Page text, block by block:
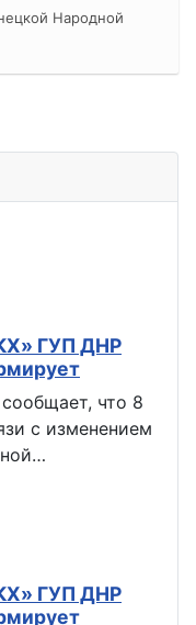
Народной
ГУП ДНР
что 8
с изменением
ГУП ДНР